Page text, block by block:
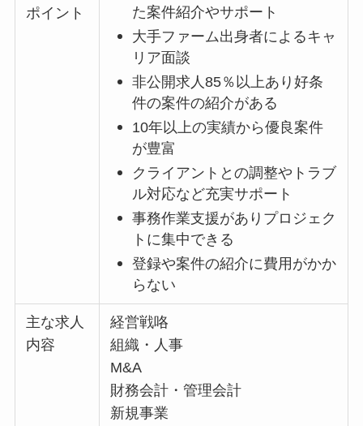
ポイント
た案件紹介やサポート
大手ファーム出身者によるキャ
リア面談
非公開求人85％以上あり好条
件の案件の紹介がある
10年以上の実績から優良案件
が豊富
クライアントとの調整やトラブ
ル対応など充実サポート
事務作業支援がありプロジェク
トに集中できる
登録や案件の紹介に費用がかか
らない
主な求人
内容
経営戦咯
組織・人事
M&A
財務会計・管理会計
新規事業